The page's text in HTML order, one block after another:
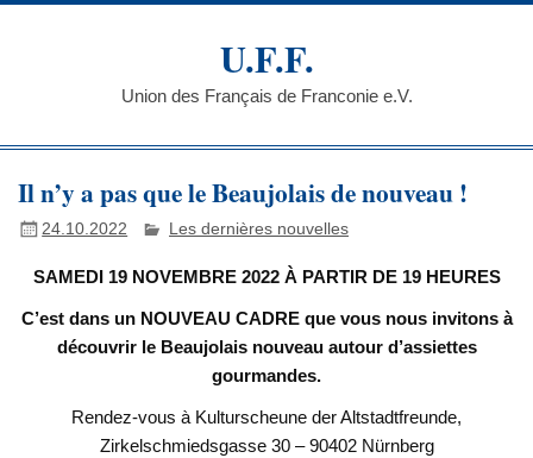
Skip
U.F.F.
Union des Français de Franconie e.V.
Il n’y a pas que le Beaujolais de nouveau !
24.10.2022 Les dernières nouvelles
SAMEDI 19 NOVEMBRE 2022 À PARTIR DE 19 HEURES
C’est dans un NOUVEAU CADRE que vous nous invitons à
découvrir le Beaujolais nouveau autour d’assiettes
gourmandes.
Rendez-vous à Kulturscheune der Altstadtfreunde,
Zirkelschmiedsgasse 30 – 90402 Nürnberg